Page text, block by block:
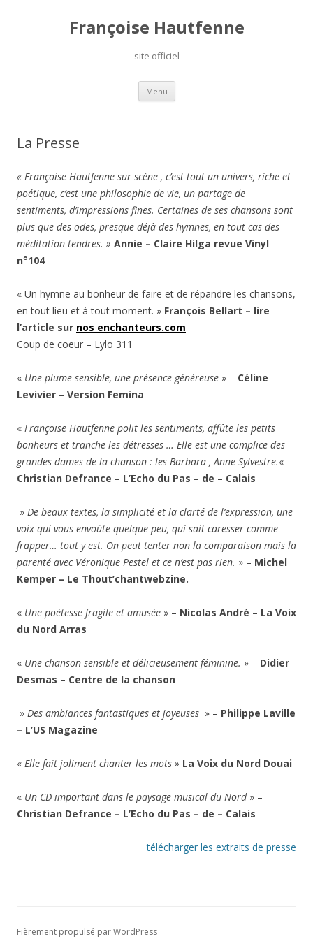
Françoise Hautfenne
site officiel
Menu Aller
contenu
La Presse
« Françoise Hautfenne sur scène , c’est tout un univers, riche et
poétique, c’est une philosophie de vie, un partage de
sentiments, d’impressions fines. Certaines de ses chansons sont
plus que des odes, presque déjà des hymnes, en tout cas des
méditation tendres. » Annie – Claire Hilga revue Vinyl
n°104
« Un hymne au bonheur de faire et de répandre les chansons,
en tout lieu et à tout moment. » François Bellart – lire
l’article sur nos enchanteurs.com
Coup de coeur – Lylo 311
« Une plume sensible, une présence généreuse » – Céline
Levivier – Version Femina
« Françoise Hautfenne polit les sentiments, affûte les petits
bonheurs et tranche les détresses … Elle est une complice des
grandes dames de la chanson : les Barbara , Anne Sylvestre.« –
Christian Defrance – L’Echo du Pas – de – Calais
» De beaux textes, la simplicité et la clarté de l’expression, une
voix qui vous envoûte quelque peu, qui sait caresser comme
frapper… tout y est. On peut tenter non la comparaison mais la
parenté avec Véronique Pestel et ce n’est pas rien. » – Michel
Kemper – Le Thout’chantwebzine.
« Une poétesse fragile et amusée » – Nicolas André – La Voix
du Nord Arras
« Une chanson sensible et délicieusement féminine. » – Didier
Desmas – Centre de la chanson
» Des ambiances fantastiques et joyeuses » – Philippe Laville
– L’US Magazine
« Elle fait joliment chanter les mots » La Voix du Nord Douai
« Un CD important dans le paysage musical du Nord» –
Christian Defrance – L’Echo du Pas – de – Calais
télécharger les extraits de presse
Fièrement propulsé par WordPress